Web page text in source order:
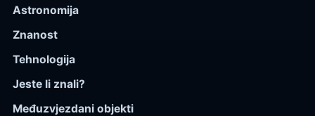
Astronomija
Znanost
Tehnologija
Jeste li znali?
Međuzvjezdani objekti